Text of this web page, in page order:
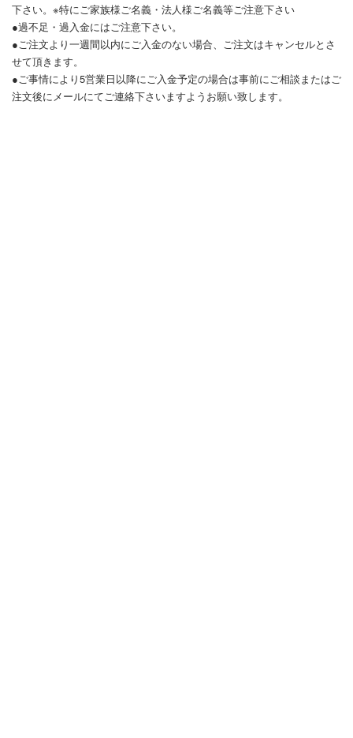
下さい。※特にご家族様ご名義・法人様ご名義等ご注意下さい
●過不足・過入金にはご注意下さい。
●ご注文より一週間以内にご入金のない場合、ご注文はキャンセルとさ
せて頂きます。
●ご事情により5営業日以降にご入金予定の場合は事前にご相談またはご
注文後にメールにてご連絡下さいますようお願い致します。